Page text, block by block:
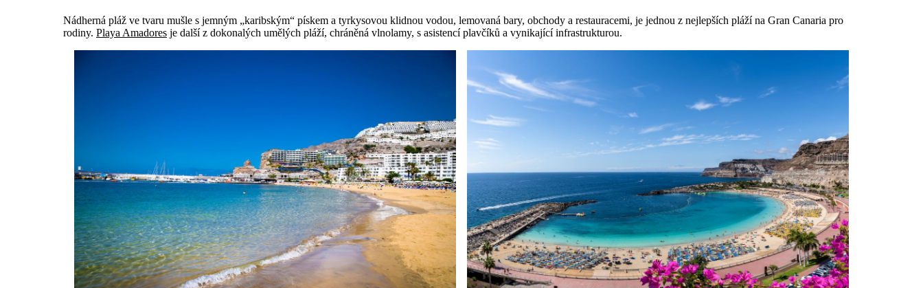
Nádherná pláž ve tvaru mušle s jemným „karibským“ pískem a tyrkysovou klidnou vodou, lemovaná bary, obchody a restauracemi, je jednou z nejlepších pláží na Gran Canaria pro
rodiny. Playa Amadores je další z dokonalých umělých pláží, chráněná vlnolamy, s asistencí plavčíků a vynikající infrastrukturou.